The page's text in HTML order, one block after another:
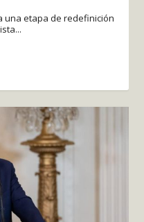
una etapa de redefinición